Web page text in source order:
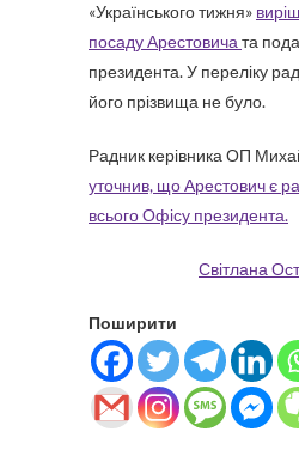
«Українського тижня»
посаду Арестовича та
президента. У переліку
його прізвища не було.
Радник керівника ОП
уточнив, що Арестович є
всього Офісу президента.
Світлана
Поширити